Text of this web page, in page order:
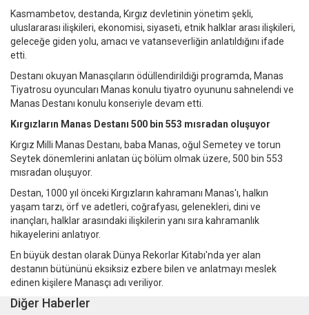
Kasmambetov, destanda, Kırgız devletinin yönetim şekli,
uluslararası ilişkileri, ekonomisi, siyaseti, etnik halklar arası ilişkileri,
geleceğe giden yolu, amacı ve vatanseverliğin anlatıldığını ifade
etti.
Destanı okuyan Manasçıların ödüllendirildiği programda, Manas
Tiyatrosu oyuncuları Manas konulu tiyatro oyununu sahnelendi ve
Manas Destanı konulu konseriyle devam etti.
Kırgızların Manas Destanı 500 bin 553 mısradan oluşuyor
Kırgız Milli Manas Destanı, baba Manas, oğul Semetey ve torun
Seytek dönemlerini anlatan üç bölüm olmak üzere, 500 bin 553
mısradan oluşuyor.
Destan, 1000 yıl önceki Kırgızların kahramanı Manas'ı, halkın
yaşam tarzı, örf ve adetleri, coğrafyası, gelenekleri, dini ve
inançları, halklar arasındaki ilişkilerin yanı sıra kahramanlık
hikayelerini anlatıyor.
En büyük destan olarak Dünya Rekorlar Kitabı'nda yer alan
destanın bütününü eksiksiz ezbere bilen ve anlatmayı meslek
edinen kişilere Manasçı adı veriliyor.
Diğer Haberler